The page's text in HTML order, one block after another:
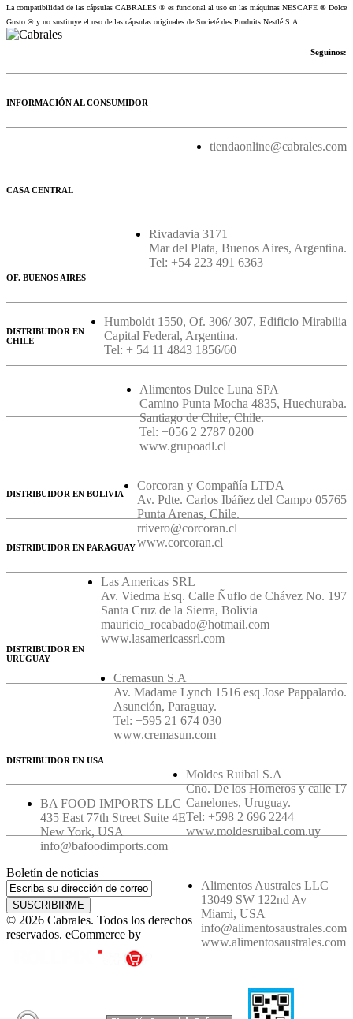
La compatibilidad de las cápsulas CABRALES ® es funcional al uso en las máquinas NESCAFE ® Dolce
Gusto ® y no sustituye el uso de las cápsulas originales de Societé des Produits Nestlé S.A.
Seguinos:
INFORMACIÓN AL CONSUMIDOR
tiendaonline@cabrales.com
CASA CENTRAL
Rivadavia 3171
Mar del Plata, Buenos Aires, Argentina.
Tel: +54 223 491 6363
OF. BUENOS AIRES
Humboldt 1550, Of. 306/ 307, Edificio Mirabilia
Capital Federal, Argentina.
Tel: + 54 11 4843 1856/60
DISTRIBUIDOR EN
CHILE
Alimentos Dulce Luna SPA
Camino Punta Mocha 4835, Huechuraba.
Santiago de Chile, Chile.
Tel: +056 2 2787 0200
www.grupoadl.cl
Corcoran y Compañía LTDA
Av. Pdte. Carlos Ibáñez del Campo 05765
Punta Arenas, Chile.
rrivero@corcoran.cl
www.corcoran.cl
DISTRIBUIDOR EN BOLIVIA
Las Americas SRL
Av. Viedma Esq. Calle Ñuflo de Chávez No. 197
Santa Cruz de la Sierra, Bolivia
mauricio_rocabado@hotmail.com
www.lasamericassrl.com
DISTRIBUIDOR EN PARAGUAY
Cremasun S.A
Av. Madame Lynch 1516 esq Jose Pappalardo.
Asunción, Paraguay.
Tel: +595 21 674 030
www.cremasun.com
DISTRIBUIDOR EN
URUGUAY
Moldes Ruibal S.A
Cno. De los Horneros y calle 17
Canelones, Uruguay.
Tel: +598 2 696 2244
www.moldesruibal.com.uy
DISTRIBUIDOR EN USA
BA FOOD IMPORTS LLC
435 East 77th Street Suite 4E
New York, USA
info@bafoodimports.com
Alimentos Australes LLC
13049 SW 122nd Av
Miami, USA
info@alimentosaustrales.com
www.alimentosaustrales.com
Boletín de noticias
SUSCRIBIRME
© 2026 Cabrales. Todos los derechos
reservados. eCommerce by